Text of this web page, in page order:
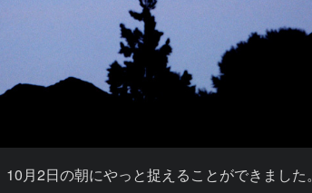
月2日の朝にやっと捉えることができました。